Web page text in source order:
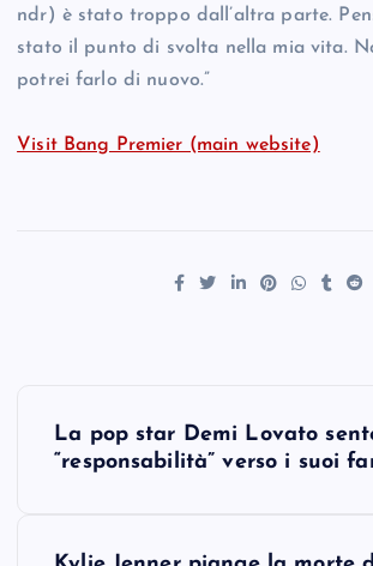
ndr) è stato troppo dall’altra parte.
stato il punto di svolta nella mia vita.
potrei farlo di nuovo.”
Visit Bang Premier (main website)
La pop star Demi Lovato
“responsabilità” verso i suoi